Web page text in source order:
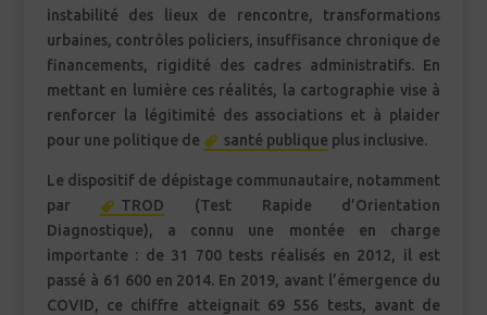
instabilité des lieux de rencontre, transformations
urbaines, contrôles policiers, insuffisance chronique de
financements, rigidité des cadres administratifs. En
mettant en lumière ces réalités, la cartographie vise à
renforcer la légitimité des associations et à plaider
pour une politique de
santé publique plus inclusive.
Le dispositif de dépistage communautaire, notamment
par
TROD (Test Rapide d’Orientation
Diagnostique), a connu une montée en charge
importante : de 31 700 tests réalisés en 2012, il est
passé à 61 600 en 2014. En 2019, avant l’émergence du
COVID, ce chiffre atteignait 69 556 tests, avant de